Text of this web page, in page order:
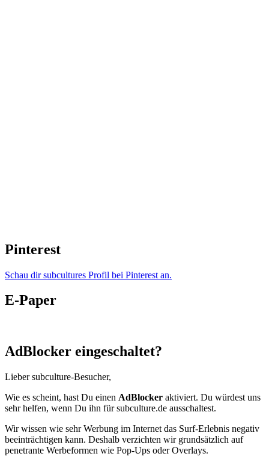
Pinterest
Schau dir subcultures Profil bei Pinterest an.
E-Paper
AdBlocker eingeschaltet?
Lieber subculture-Besucher,
Wie es scheint, hast Du einen AdBlocker aktiviert. Du würdest uns
sehr helfen, wenn Du ihn für subculture.de ausschaltest.
Wir wissen wie sehr Werbung im Internet das Surf-Erlebnis negativ
beeinträchtigen kann. Deshalb verzichten wir grundsätzlich auf
penetrante Werbeformen wie Pop-Ups oder Overlays.